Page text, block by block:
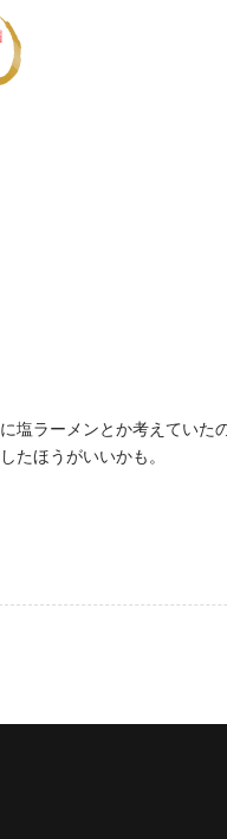
ラーメンとか考えてい
たほうがいいかも。